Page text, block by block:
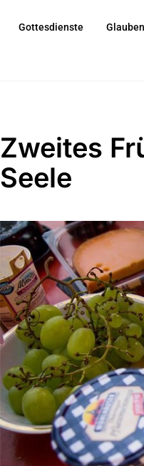
Gottesdienste Glauben
Zweites
Seele